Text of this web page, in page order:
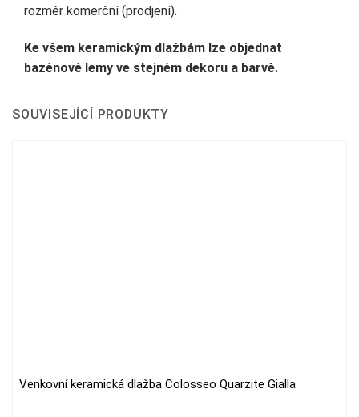
rozměr komerční (prodjení).
Ke všem keramickým dlažbám lze objednat
bazénové lemy ve stejném dekoru a barvě.
SOUVISEJÍCÍ PRODUKTY
Venkovní keramická dlažba Colosseo Quarzite Gialla